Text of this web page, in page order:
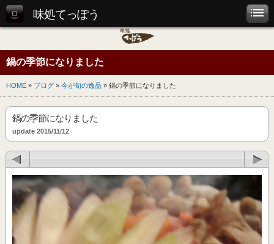
味処てっぽう
鍋の季節になりました
HOME » ブログ » 今が旬の逸品 » 鍋の季節になりました
鍋の季節になりました
update 2015/11/12